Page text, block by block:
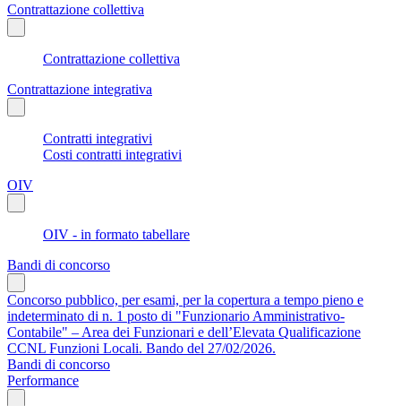
Contrattazione collettiva
Contrattazione collettiva
Contrattazione integrativa
Contratti integrativi
Costi contratti integrativi
OIV
OIV - in formato tabellare
Bandi di concorso
Concorso pubblico, per esami, per la copertura a tempo pieno e
indeterminato di n. 1 posto di "Funzionario Amministrativo-
Contabile" – Area dei Funzionari e dell’Elevata Qualificazione
CCNL Funzioni Locali. Bando del 27/02/2026.
Bandi di concorso
Performance